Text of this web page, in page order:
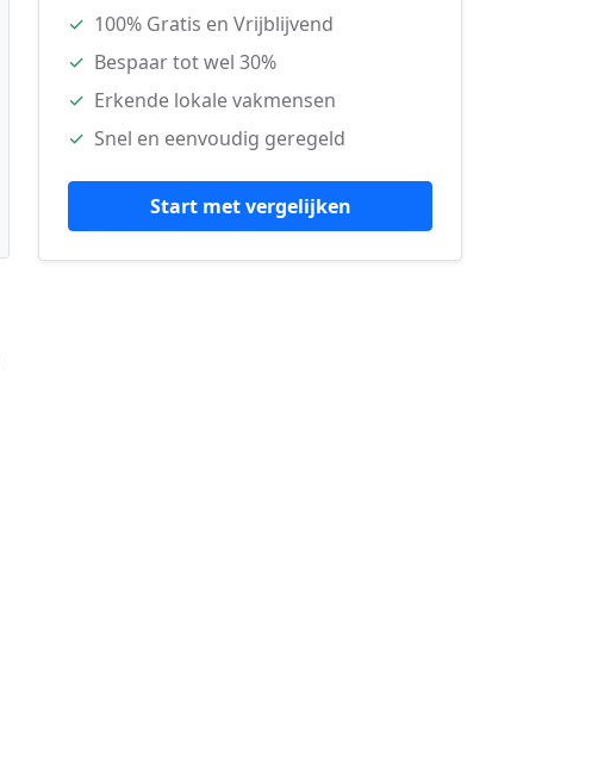
✓ 100% Gratis en Vrijblijvend
✓ Bespaar tot wel 30%
✓ Erkende lokale vakmensen
✓ Snel en eenvoudig geregeld
Start met vergelijken